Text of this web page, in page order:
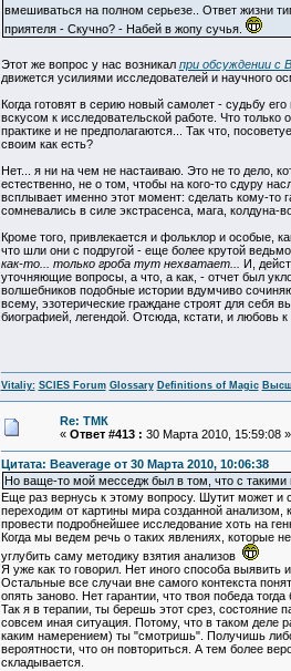
вмешиваться на полном серьезе.. Ответ жизни
приятеля - Скучно? - Набей в жопу сучья.
Этот же вопрос у нас возникал при обсуждении с
движется усилиями исследователей и научного
Когда готовят в серию новый самолет - судьбу
вскусом к исследовательской работе. Что
практике и не предполагаются... Так что,
своим как есть?
Нет... я ни на чем не настаиваю. Это не то дело,
естественно, не о том, чтобы на кого-то сдуру
всплывает именно этот момент: сделать кому-то
сомневались в силе экстрасенса, мага, колдуна-
Кроме того, привлекается и фольклор и особые,
что шли они с подругой - еще более крутой
как-то... только гроба тут нехватает...
И,
уточняющие вопросы, а что, а как, - отчет был
волшебников подобные истории вдумчиво
всему, эзотерические граждане строят для
биографией, легендой. Отсюда, кстати, и любовь
Vitaliy: SCIES Forum Glossary Definitions of Magic
Re: ТМК
« Ответ #413 : 30 Марта 2010, 15:59:08 »
Цитата: Beaverage от 30 Марта 2010, 10:06:38
Но ваще-то мой месседж был в том, что с такими
Еще раз вернусь к этому вопросу. Шутит может и
переходим от картины мира созданной анализом,
провести подробнейшее исследование хоть на
Когда мы ведем речь о таких явлениях, которые
углубить саму методику взятия анализов
Я уже как то говорил. Нет иного способа выявить
Остальные все случаи вне самого контекста
опять заново. Нет гарантии, что твоя победа
Так я в терапии, ты берешь этот срез,
совсем иная ситуация. Потому, что в таком деле
каким намерением) ты "смотришь". Получишь
вероятности, что он повториться. А тем более
складывается.